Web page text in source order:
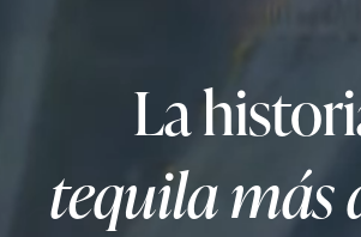
La
tequila más